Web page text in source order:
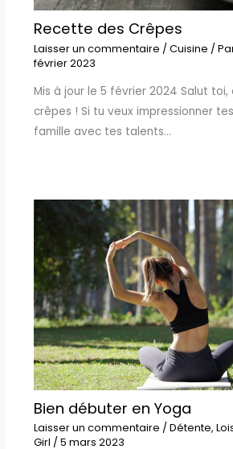
Recette des Crêpes
Laisser un commentaire / Cuisine /
février 2023
Mis à jour le 5 février 2024 Salut
crêpes ! Si tu veux impressionner
famille avec tes talents…
Bien débuter en Yoga
Laisser un commentaire / Détente,
Girl / 5 mars 2023